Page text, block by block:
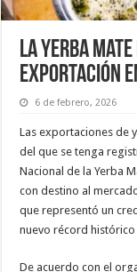
La yerba
exportación
6 de febrero, 2026
Las exportaciones de
del que se tenga
Nacional de la Yerba
con destino al
que representó un
nuevo récord
De acuerdo con el